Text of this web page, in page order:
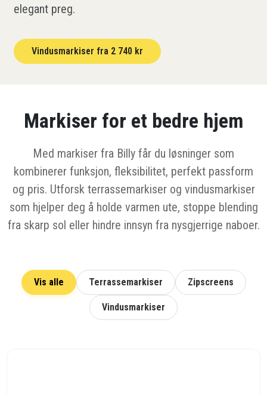
elegant preg.
Vindusmarkiser fra 2 740 kr
Markiser for et bedre hjem
Med markiser fra Billy får du løsninger som
kombinerer funksjon, fleksibilitet, perfekt passform
og pris. Utforsk terrassemarkiser og vindusmarkiser
som hjelper deg å holde varmen ute, stoppe blending
fra skarp sol eller hindre innsyn fra nysgjerrige naboer.
Vis alle Terrassemarkiser Zipscreens
Vindusmarkiser